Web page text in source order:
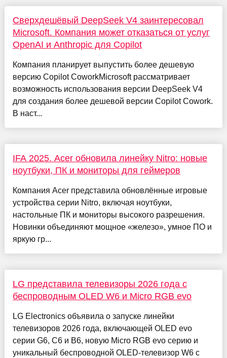
Сверхдешёвый DeepSeek V4 заинтересовал
Microsoft. Компания может отказаться от услуг
OpenAI и Anthropic для Copilot
Компания планирует выпустить более дешевую
версию Copilot CoworkMicrosoft рассматривает
возможность использования версии DeepSeek V4
для создания более дешевой версии Copilot Cowork.
В наст...
IFA 2025. Acer обновила линейку Nitro: новые
ноутбуки, ПК и мониторы для геймеров
Компания Acer представила обновлённые игровые
устройства серии Nitro, включая ноутбуки,
настольные ПК и мониторы высокого разрешения.
Новинки объединяют мощное «железо», умное ПО и
яркую гр...
LG представила телевизоры 2026 года с
беспроводным OLED W6 и Micro RGB evo
LG Electronics объявила о запуске линейки
телевизоров 2026 года, включающей OLED evo
серии G6, C6 и B6, новую Micro RGB evo серию и
уникальный беспроводной OLED-телевизор W6 с